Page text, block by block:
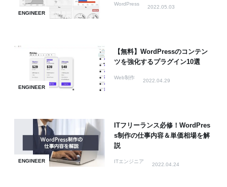
ENGINEER
WordPress
2022.05.03
ENGINEER
【無料】WordPressのコンテン
ツを強化するプラグイン10選
Web制作
2022.04.29
ENGINEER
ITフリーランス必修！WordPres
s制作の仕事内容＆単価相場を解
説
ITエンジニア
2022.04.24